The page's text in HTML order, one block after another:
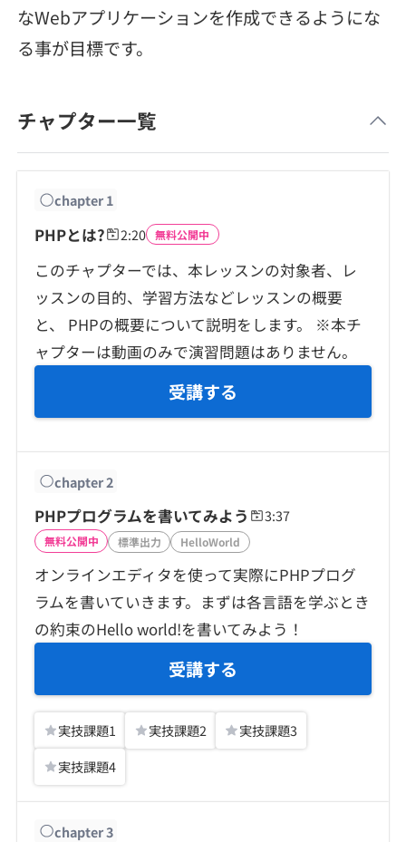
就活成功ガイド
プラン
学校向けプラン
note
なWebアプリケーションを作成できるようにな
る事が目標です。
チャプター一覧
chapter1
PHPとは? 2:20 無料公開中
このチャプターでは、本レッスンの対象者、レ
ッスンの目的、学習方法などレッスンの概要
と、 PHPの概要について説明をします。 ※本チ
ャプターは動画のみで演習問題はありません。
受講する
chapter2
PHPプログラムを書いてみよう 3:37
無料公開中 標準出力 HelloWorld
オンラインエディタを使って実際にPHPプログ
ラムを書いていきます。まずは各言語を学ぶとき
の約束のHello world!を書いてみよう！
受講する
実技課題1 実技課題2 実技課題3
実技課題4
chapter3